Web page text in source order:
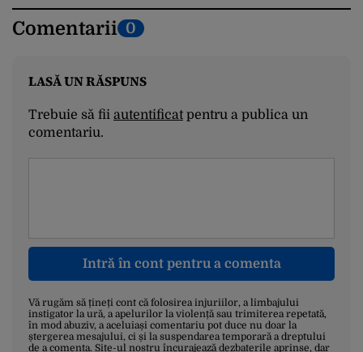
Comentarii 0
LASĂ UN RĂSPUNS
Trebuie să fii autentificatpentru a publica un
comentariu.
Intră în cont pentru a comenta
Vă rugăm să țineți cont că folosirea injuriilor, a limbajului
instigator la ură, a apelurilor la violență sau trimiterea repetată,
în mod abuziv, a aceluiași comentariu pot duce nu doar la
ștergerea mesajului, ci și la suspendarea temporară a dreptului
de a comenta. Site-ul nostru încurajează dezbaterile aprinse, dar